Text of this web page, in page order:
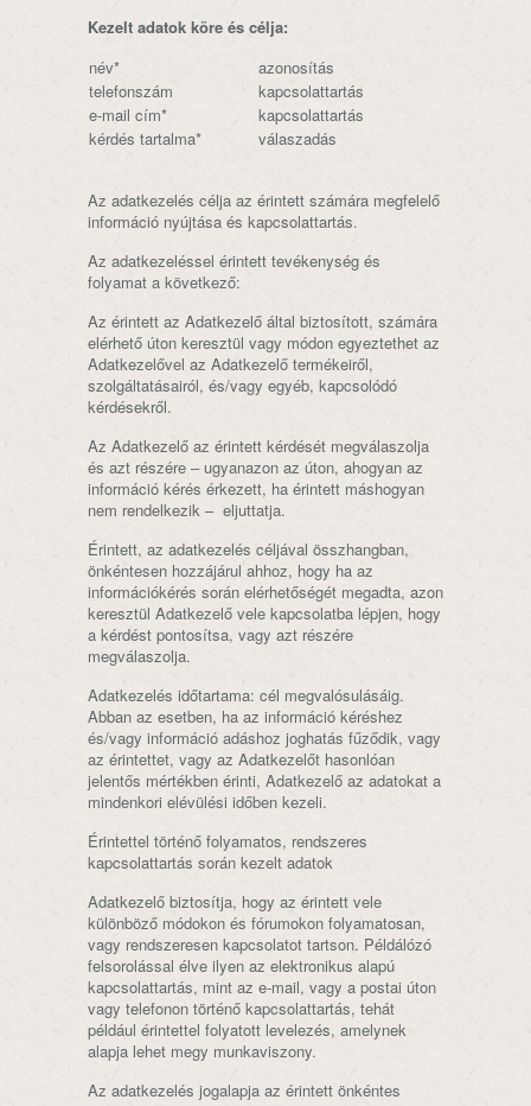
Kezelt adatok köre és célja:
név*
azonosítás
telefonszám
kapcsolattartás
e-mail cím*
kapcsolattartás
kérdés tartalma*
válaszadás
Az adatkezelés célja az érintett számára megfelelő
információ nyújtása és kapcsolattartás.
Az adatkezeléssel érintett tevékenység és
folyamat a következő:
Az érintett az Adatkezelő által biztosított, számára
elérhető úton keresztül vagy módon egyeztethet az
Adatkezelővel az Adatkezelő termékeiről,
szolgáltatásairól, és/vagy egyéb, kapcsolódó
kérdésekről.
Az Adatkezelő az érintett kérdését megválaszolja
és azt részére – ugyanazon az úton, ahogyan az
információ kérés érkezett, ha érintett máshogyan
nem rendelkezik – eljuttatja.
Érintett, az adatkezelés céljával összhangban,
önkéntesen hozzájárul ahhoz, hogy ha az
információkérés során elérhetőségét megadta, azon
keresztül Adatkezelő vele kapcsolatba lépjen, hogy
a kérdést pontosítsa, vagy azt részére
megválaszolja.
Adatkezelés időtartama: cél megvalósulásáig.
Abban az esetben, ha az információ kéréshez
és/vagy információ adáshoz joghatás fűződik, vagy
az érintettet, vagy az Adatkezelőt hasonlóan
jelentős mértékben érinti, Adatkezelő az adatokat a
mindenkori elévülési időben kezeli.
Érintettel történő folyamatos, rendszeres
kapcsolattartás során kezelt adatok
Adatkezelő biztosítja, hogy az érintett vele
különböző módokon és fórumokon folyamatosan,
vagy rendszeresen kapcsolatot tartson. Példálózó
felsorolással élve ilyen az elektronikus alapú
kapcsolattartás, mint az e-mail, vagy a postai úton
vagy telefonon történő kapcsolattartás, tehát
például érintettel folyatott levelezés, amelynek
alapja lehet megy munkaviszony.
Az adatkezelés jogalapja az érintett önkéntes